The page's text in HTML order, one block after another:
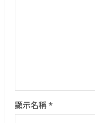
n
顯示名稱*